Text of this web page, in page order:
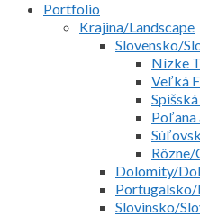
Portfolio
Krajina/Landscape
Slovensko/
Nízke
Veľká
Poľana
Dolomity/
Slovinsko/